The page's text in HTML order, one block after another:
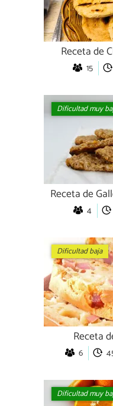
Receta de
15
Dificultad muy
Receta de
4
Dificultad baja
Receta
6
Dificultad muy